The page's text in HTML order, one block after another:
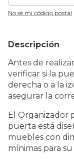
No sé mi código postal
Descripción
Antes de
verificar si la
derecha o a la
asegurar la
El Organizador
puerta está
muebles con
mínimas para